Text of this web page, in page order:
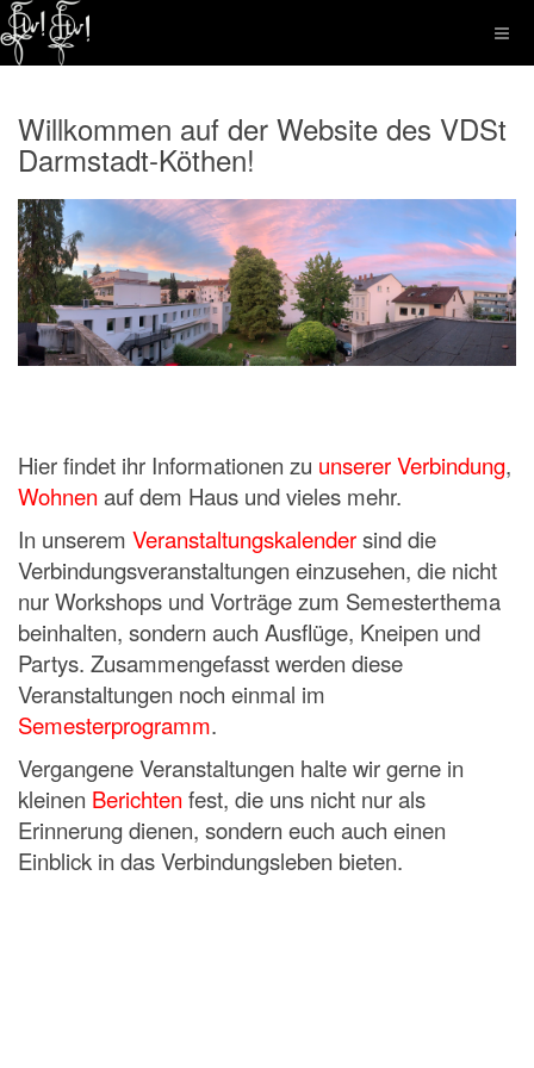
Willkommen auf der Website des VDSt
Darmstadt-Köthen!
Hier findet ihr Informationen zu unserer Verbindung,
Wohnen auf dem Haus und vieles mehr.
In unserem Veranstaltungskalendersind die
Verbindungsveranstaltungen einzusehen, die nicht
nur Workshops und Vorträge zum Semesterthema
beinhalten, sondern auch Ausflüge, Kneipen und
Partys. Zusammengefasst werden diese
Veranstaltungen noch einmal im
Semesterprogramm.
Vergangene Veranstaltungen halte wir gerne in
kleinen Berichten fest, die uns nicht nur als
Erinnerung dienen, sondern euch auch einen
Einblick in das Verbindungsleben bieten.